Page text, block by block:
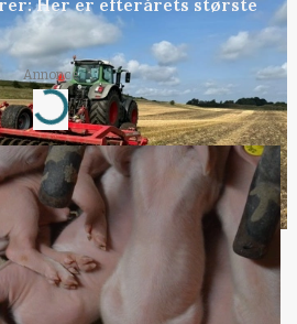
Her er efterårets største
Annonce